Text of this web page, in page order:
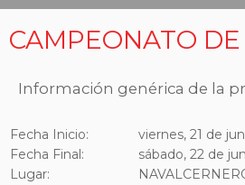
CAMPEONATO
Información genérica de la
Fecha Inicio:
viernes, 21 de
Fecha Final:
sábado, 22 de
Lugar: